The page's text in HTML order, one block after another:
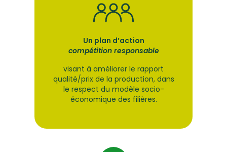
Un plan d’action
compétition responsable
visant à améliorer le rapport
qualité/prix de la production, dans
le respect du modèle socio-
économique des filières.